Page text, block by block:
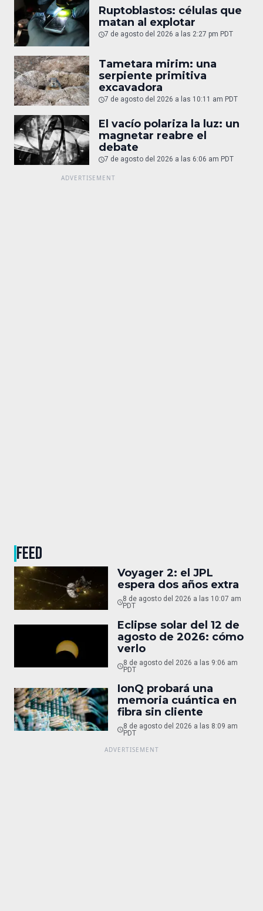
Ruptoblastos: células que
matan al explotar
7 de agosto del 2026 a las 2:27 pm PDT
Tametara mirim: una
serpiente primitiva
excavadora
7 de agosto del 2026 a las 10:11 am PDT
El vacío polariza la luz: un
magnetar reabre el
debate
7 de agosto del 2026 a las 6:06 am PDT
FEED
Voyager 2: el JPL
espera dos años extra
8 de agosto del 2026 a las 10:07 am
PDT
Eclipse solar del 12 de
agosto de 2026: cómo
verlo
8 de agosto del 2026 a las 9:06 am
PDT
IonQ probará una
memoria cuántica en
fibra sin cliente
8 de agosto del 2026 a las 8:09 am
PDT